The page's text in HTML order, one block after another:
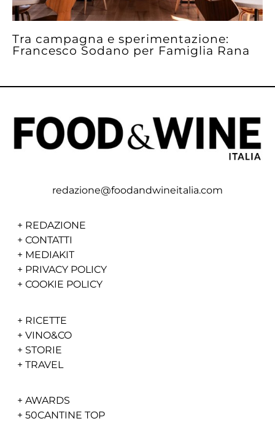
Tra campagna e sperimentazione:
Francesco Sodano per Famiglia Rana
redazione@foodandwineitalia.com
+ REDAZIONE
+ CONTATTI
+ MEDIAKIT
+ PRIVACY POLICY
+ COOKIE POLICY
+ RICETTE
+ VINO&CO
+ STORIE
+ TRAVEL
+ AWARDS
+ 50CANTINE TOP